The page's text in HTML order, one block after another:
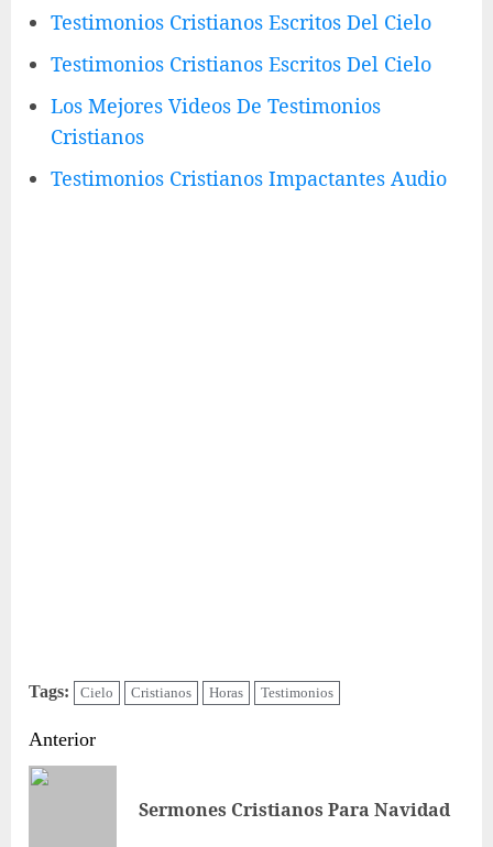
Testimonios Cristianos Escritos Del Cielo
Testimonios Cristianos Escritos Del Cielo
Los Mejores Videos De Testimonios
Cristianos
Testimonios Cristianos Impactantes Audio
Tags: Cielo Cristianos Horas Testimonios
Sigue
leyendo
Anterior
Sermones Cristianos Para Navidad